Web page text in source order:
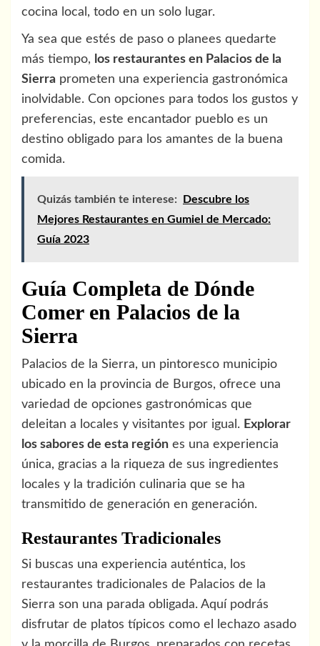
cocina local, todo en un solo lugar.
Ya sea que estés de paso o planees quedarte
más tiempo, los restaurantes en Palacios de la
Sierra prometen una experiencia gastronómica
inolvidable. Con opciones para todos los gustos y
preferencias, este encantador pueblo es un
destino obligado para los amantes de la buena
comida.
Quizás también te interese:
Descubre los
Mejores Restaurantes en Gumiel de Mercado:
Guía 2023
Guía Completa de Dónde
Comer en Palacios de la
Sierra
Palacios de la Sierra, un pintoresco municipio
ubicado en la provincia de Burgos, ofrece una
variedad de opciones gastronómicas que
deleitan a locales y visitantes por igual. Explorar
los sabores de esta región es una experiencia
única, gracias a la riqueza de sus ingredientes
locales y la tradición culinaria que se ha
transmitido de generación en generación.
Restaurantes Tradicionales
Si buscas una experiencia auténtica, los
restaurantes tradicionales de Palacios de la
Sierra son una parada obligada. Aquí podrás
disfrutar de platos típicos como el lechazo asado